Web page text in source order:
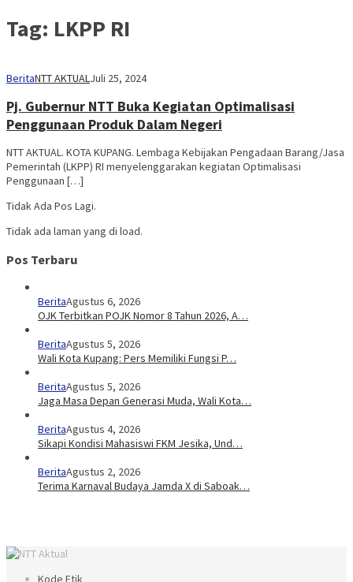
Tag: LKPP RI
BeritaNTT AKTUALJuli 25, 2024
Pj. Gubernur NTT Buka Kegiatan Optimalisasi
Penggunaan Produk Dalam Negeri
NTT AKTUAL. KOTA KUPANG. Lembaga Kebijakan Pengadaan Barang/Jasa
Pemerintah (LKPP) RI menyelenggarakan kegiatan Optimalisasi
Penggunaan […]
Tidak Ada Pos Lagi.
Tidak ada laman yang di load.
Pos Terbaru
BeritaAgustus 6, 2026
OJK Terbitkan POJK Nomor 8 Tahun 2026, A…
BeritaAgustus 5, 2026
Wali Kota Kupang: Pers Memiliki Fungsi P…
BeritaAgustus 5, 2026
Jaga Masa Depan Generasi Muda, Wali Kota…
BeritaAgustus 4, 2026
Sikapi Kondisi Mahasiswi FKM Jesika, Und…
BeritaAgustus 2, 2026
Terima Karnaval Budaya Jamda X di Saboak…
Kode Etik